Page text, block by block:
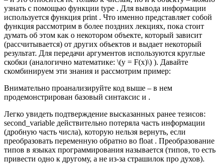
узнать с помощью функции type . Для вывода информации
используется функция print . Что именно представляет собой
функция рассмотрим в более поздних лекциях, пока стоит
думать об этом как о некотором объекте, который зависит
(рассчитывается) от других объектов и выдает некоторый
результат. Для передачи аргументов используются круглые
скобки (аналогично математике: \(y = F(x)\) ). Давайте
скомбинируем эти знания и рассмотрим пример:
Внимательно проанализируйте код выше – в нем
продемонстрирован базовый синтаксис и .
Легко увидеть подтверждение высказанных ранее тезисов:
second_variable действительно потеряла часть информации
(дробную часть числа), которую нельзя вернуть, если
преобразовать переменную обратно во float . Преобразование
типов в языках программирования называется (типов, то есть
привести одно к другому, а не из-за страшилок про духов).